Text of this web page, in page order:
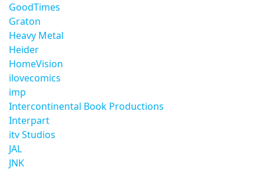
GoodTimes
Graton
Heavy Metal
Heider
HomeVision
ilovecomics
imp
Intercontinental Book Productions
Interpart
itv Studios
JAL
JNK